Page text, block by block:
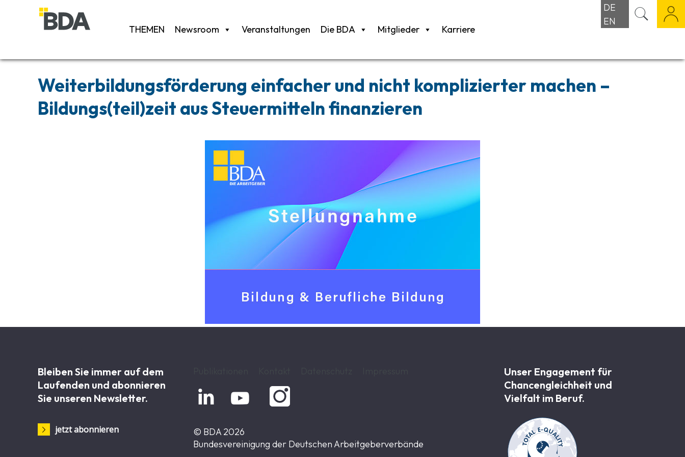
THEMEN Newsroom Veranstaltungen Die BDA Mitglieder Karriere
DE
EN
Weiterbildungsförderung einfacher und nicht komplizierter machen –
Bildungs(teil)zeit aus Steuermitteln finanzieren
Bleiben Sie immer auf dem
Laufenden und abonnieren
Sie unseren Newsletter.
jetzt abonnieren
 
© BDA 2026
Bundesvereinigung der Deutschen Arbeitgeberverbände
Unser Engagement für
Chancen­gleichheit und
Vielfalt im Beruf.